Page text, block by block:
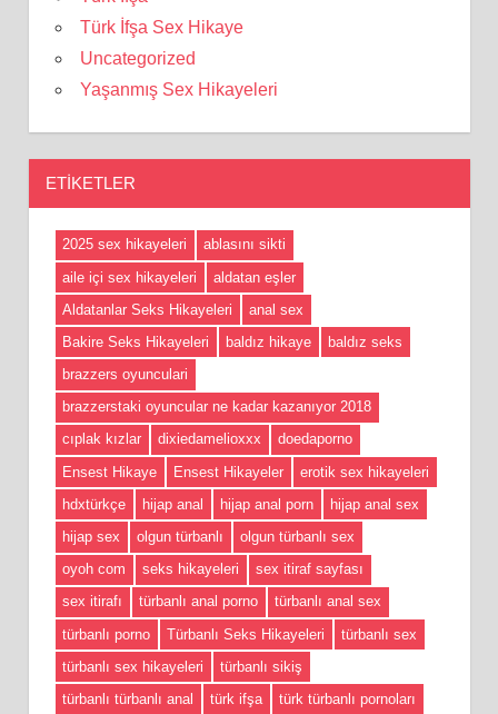
Türk İfşa Sex Hikaye
Uncategorized
Yaşanmış Sex Hikayeleri
ETIKETLER
2025 sex hikayeleri
ablasını sikti
aile içi sex hikayeleri
aldatan eşler
Aldatanlar Seks Hikayeleri
anal sex
Bakire Seks Hikayeleri
baldız hikaye
baldız seks
brazzers oyunculari
brazzerstaki oyuncular ne kadar kazanıyor 2018
cıplak kızlar
dixiedamelioxxx
doedaporno
Ensest Hikaye
Ensest Hikayeler
erotik sex hikayeleri
hdxtürkçe
hijap anal hijap anal porn
hijap anal sex
hijap sex
olgun türbanlı
olgun türbanlı sex
oyoh com
seks hikayeleri
sex itiraf sayfası
sex itirafı
türbanlı anal porno
türbanlı anal sex
türbanlı porno
Türbanlı Seks Hikayeleri
türbanlı sex
türbanlı sex hikayeleri
türbanlı sikiş
türbanlı türbanlı anal
türk ifşa türk türbanlı pornoları